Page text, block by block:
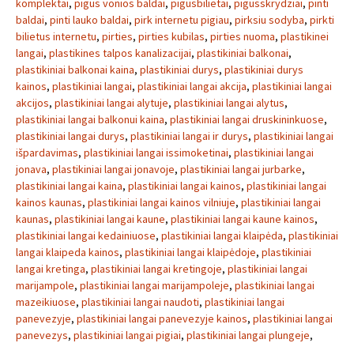
komplektai, pigus vonios baldai, pigusbilietai, pigusskrydziai, pinti
baldai, pinti lauko baldai, pirk internetu pigiau, pirksiu sodyba, pirkti
bilietus internetu, pirties, pirties kubilas, pirties nuoma, plastikinei
langai, plastikines talpos kanalizacijai, plastikiniai balkonai,
plastikiniai balkonai kaina, plastikiniai durys, plastikiniai durys
kainos, plastikiniai langai, plastikiniai langai akcija, plastikiniai langai
akcijos, plastikiniai langai alytuje, plastikiniai langai alytus,
plastikiniai langai balkonui kaina, plastikiniai langai druskininkuose,
plastikiniai langai durys, plastikiniai langai ir durys, plastikiniai langai
išpardavimas, plastikiniai langai issimoketinai, plastikiniai langai
jonava, plastikiniai langai jonavoje, plastikiniai langai jurbarke,
plastikiniai langai kaina, plastikiniai langai kainos, plastikiniai langai
kainos kaunas, plastikiniai langai kainos vilniuje, plastikiniai langai
kaunas, plastikiniai langai kaune, plastikiniai langai kaune kainos,
plastikiniai langai kedainiuose, plastikiniai langai klaipėda, plastikiniai
langai klaipeda kainos, plastikiniai langai klaipėdoje, plastikiniai
langai kretinga, plastikiniai langai kretingoje, plastikiniai langai
marijampole, plastikiniai langai marijampoleje, plastikiniai langai
mazeikiuose, plastikiniai langai naudoti, plastikiniai langai
panevezyje, plastikiniai langai panevezyje kainos, plastikiniai langai
panevezys, plastikiniai langai pigiai, plastikiniai langai plungeje,